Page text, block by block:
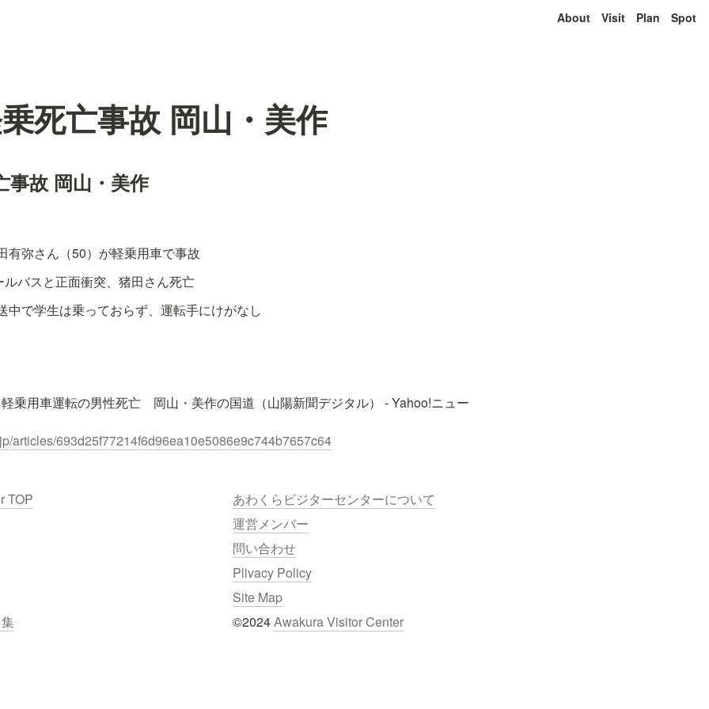
About Visit Plan Spot
死亡事故 岡山・美作
事故 岡山・美作
有弥さん（50）が軽乗用車で事故
バスと正面衝突、猪田さん死亡
中で学生は乗っておらず、運転手にけがなし
乗用車運転の男性死亡　岡山・美作の国道（山陽新聞デジタル） - Yahoo!ニュー
articles/693d25f77214f6d96ea10e5086e9c744b7657c64
TOP
あわくらビジターセンターについて
運営メンバー
問い合わせ
Plivacy Policy
Site Map
©2024 Awakura Visitor Center